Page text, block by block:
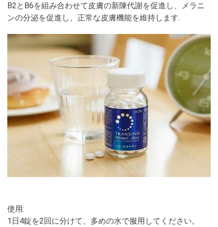
B2とB6を組み合わせて皮膚の新陳代謝を促進し、メラニ
ンの分泌を促進し、正常な皮膚機能を維持します.
使用:
1日4錠を2回に分けて、多めの水で服用してください。